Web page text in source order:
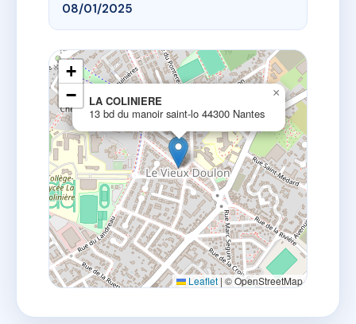
08/01/2025
LA COLINIERE
13 bd du manoir saint-lo 44300 Nantes
×
+
−
Leaflet | © OpenStreetMap